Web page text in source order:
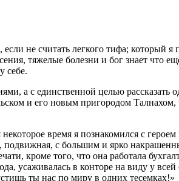
не считать легкого тифа; который я
тяжелые болезни и бог знает что
себе.
а с единственной целью
и его новым пригородом
время я познакомился с героем
подвижная, с большим и ярко
кроме того, что она работала
усаживалась в конторе на виду у
ты нас по миру в одних тесемках!»